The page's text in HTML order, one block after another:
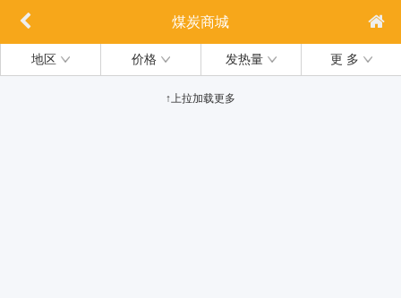
煤炭商城
地区 价格 发热量 更 多
↑上拉加载更多